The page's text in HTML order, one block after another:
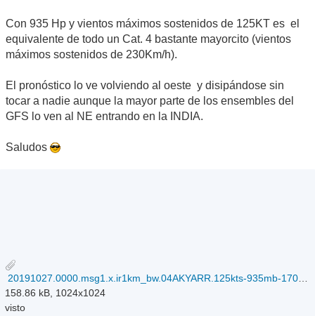
Con 935 Hp y vientos máximos sostenidos de 125KT es el
equivalente de todo un Cat. 4 bastante mayorcito (vientos
máximos sostenidos de 230Km/h).
El pronóstico lo ve volviendo al oeste y disipándose sin
tocar a nadie aunque la mayor parte de los ensembles del
GFS lo ven al NE entrando en la INDIA.
Saludos
158.86 kB, 1024x1024
visto